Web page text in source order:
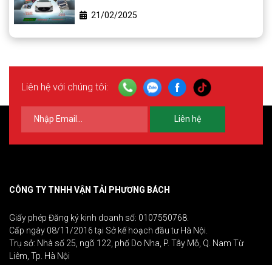
21/02/2025
Liên hệ với chúng tôi:
Liên hệ
CÔNG TY TNHH VẬN TẢI PHƯƠNG BÁCH
Giấy phép Đăng ký kinh doanh số: 0107550768.
Cấp ngày 08/11/2016 tại Sở kế hoạch đầu tư Hà Nội.
Trụ sở: Nhà số 25, ngõ 122, phố Do Nha, P. Tây Mỗ, Q. Nam Từ
Liêm, Tp. Hà Nội